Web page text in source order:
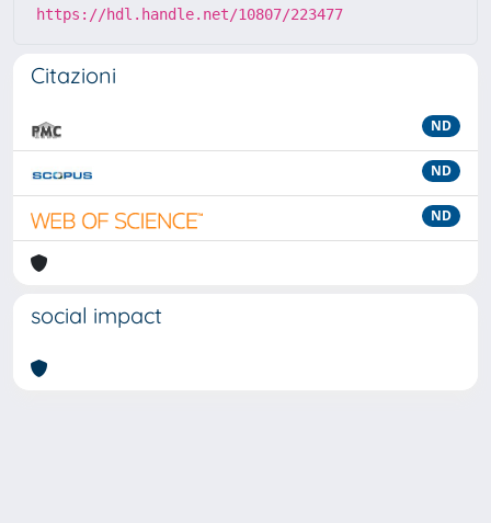
https://hdl.handle.net/10807/223477
Citazioni
ND
ND
ND
social impact